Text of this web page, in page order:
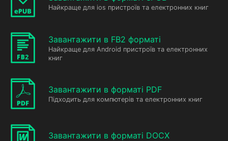
Найкраще для ios пристроїв та електронних книг
Завантажити в FB2 форматі
Найкраще для Android пристроїв та електронних
книг
Завантажити в форматі PDF
Підходить для компютерів та електронних книг
Завантажити в форматі DOCX